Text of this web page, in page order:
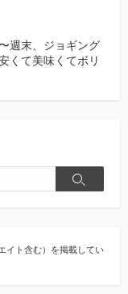
週末、ジョギング
くて美味くてボリ
検
イト含む）を掲載してい